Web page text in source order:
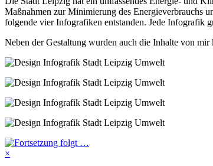
Maßnahmen zur Minimierung des Energieverbrauchs
folgende vier Infografiken entstanden. Jede Infografik
Neben der Gestaltung wurden auch die Inhalte von mir
×